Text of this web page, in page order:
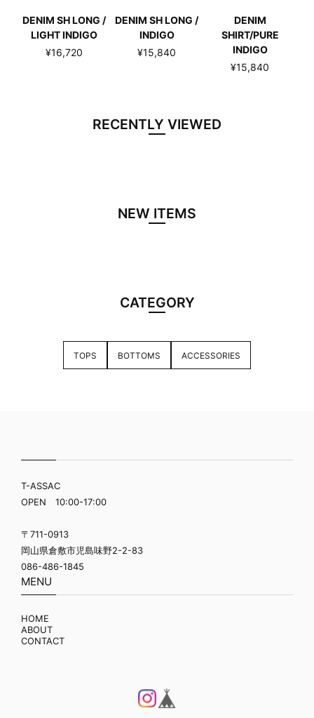
DENIM SH LONG /
LIGHT INDIGO
¥16,720
DENIM SH LONG /
INDIGO
¥15,840
DENIM
SHIRT/PURE
INDIGO
¥15,840
RECENTLY VIEWED
NEW ITEMS
CATEGORY
TOPS BOTTOMS ACCESSORIES
T-ASSAC
OPEN 10:00-17:00
〒711-0913
岡山県倉敷市児島味野2-2-83
086-486-1845
MENU
HOME
ABOUT
CONTACT